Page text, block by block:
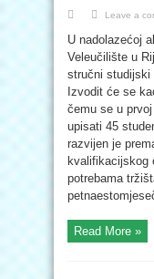
Leave a
U nadolazećoj
Veleučilište u
stručni studijski
Izvodit će se
čemu se u
upisati 45
razvijen je
kvalifikacijskog
potrebama
Read More »